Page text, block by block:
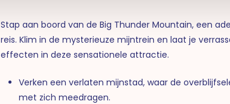
Stap aan boord van de Big Thunder Mountain, een
reis. Klim in de mysterieuze mijntrein en laat je
effecten in deze sensationele attractie.
Verken een verlaten mijnstad, waar de
met zich meedragen.